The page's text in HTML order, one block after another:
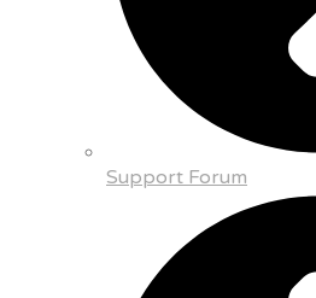
Support Forum